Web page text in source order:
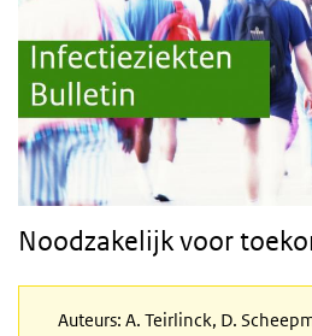
Noodzakelijk voor
Auteurs: A. Teirlinck, D.